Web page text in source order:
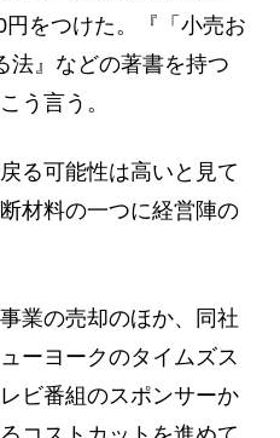
をつけた。『「小売お
法』などの著書を持つ
う言う。
る可能性は高いと見て
材料の一つに経営陣の
業の売却のほか、同社
ーヨークのタイムズス
ビ番組のスポンサーか